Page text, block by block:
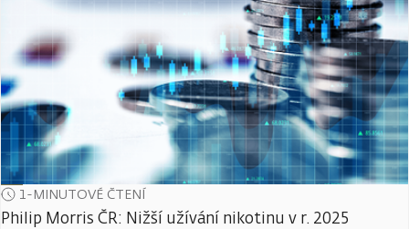
1-MINUTOVÉ ČTENÍ
Philip Morris ČR: Nižší užívání nikotinu v r. 2025